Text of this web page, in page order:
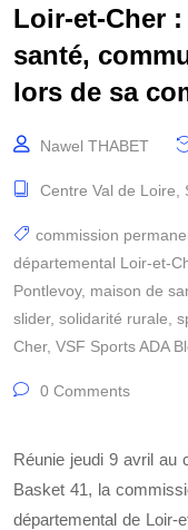
Loir-et-Cher
santé,
lors de sa
Nawel THABET
Centre Val de Loire
commission
départemental Loir-et-
Pontlevoy, maison de
slider, solidarité rurale
Cher, VSF Sports ADA
0 Comments
Réunie jeudi 9 avril au
Basket 41, la
départemental de Loir-